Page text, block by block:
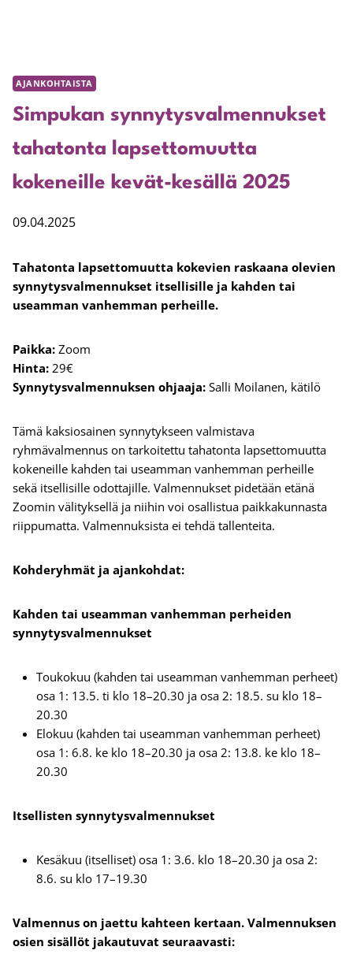
AJANKOHTAISTA
Simpukan synnytysvalmennukset
tahatonta lapsettomuutta
kokeneille kevät-kesällä 2025
09.04.2025
Tahatonta lapsettomuutta kokevien raskaana olevien
synnytysvalmennukset itsellisille ja kahden tai
useamman vanhemman perheille.
Paikka: Zoom
Hinta: 29€
Synnytysvalmennuksen ohjaaja: Salli Moilanen, kätilö
Tämä kaksiosainen synnytykseen valmistava
ryhmävalmennus on tarkoitettu tahatonta lapsettomuutta
kokeneille kahden tai useamman vanhemman perheille
sekä itsellisille odottajille. Valmennukset pidetään etänä
Zoomin välityksellä ja niihin voi osallistua paikkakunnasta
riippumatta. Valmennuksista ei tehdä tallenteita.
Kohderyhmät ja ajankohdat:
Kahden tai useamman vanhemman perheiden
synnytysvalmennukset
Toukokuu (kahden tai useamman vanhemman perheet)
osa 1: 13.5. ti klo 18–20.30 ja osa 2: 18.5. su klo 18–
20.30
Elokuu (kahden tai useamman vanhemman perheet)
osa 1: 6.8. ke klo 18–20.30 ja osa 2: 13.8. ke klo 18–
20.30
Itsellisten synnytysvalmennukset
Kesäkuu (itselliset) osa 1: 3.6. klo 18–20.30 ja osa 2:
8.6. su klo 17–19.30
Valmennus on jaettu kahteen kertaan. Valmennuksen
osien sisällöt jakautuvat seuraavasti: